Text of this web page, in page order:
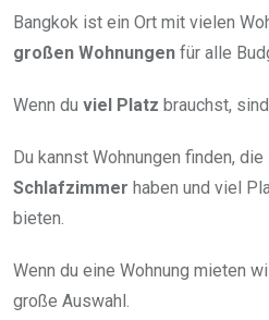
Bangkok ist ein Ort mit vielen
großen Wohnungen für alle
Wenn du viel Platz brauchst,
Du kannst Wohnungen finden, die
Schlafzimmer haben und viel
bieten.
Wenn du eine Wohnung mieten
große Auswahl.